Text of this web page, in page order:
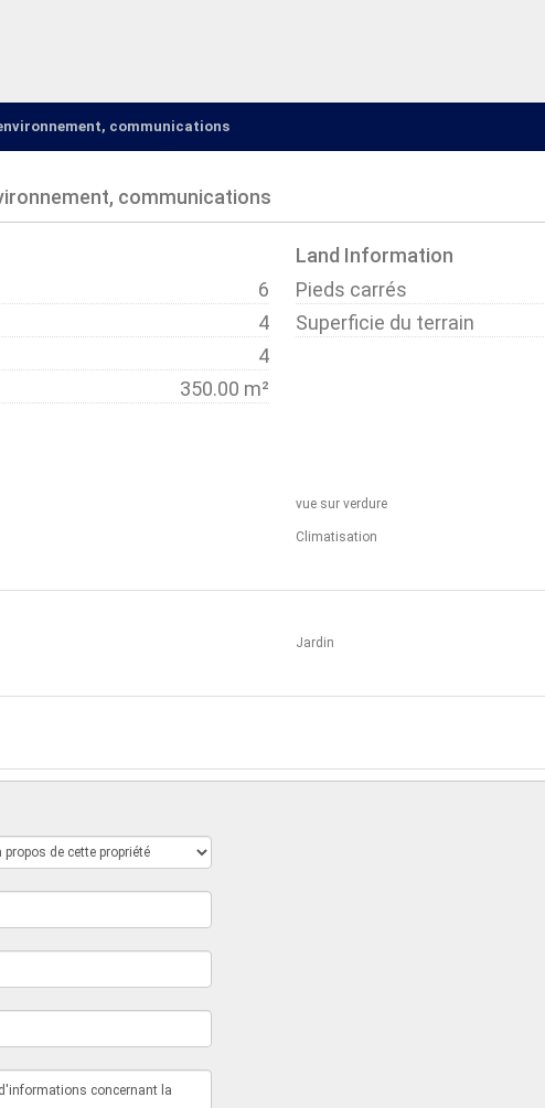
communications
communications
6
4
4
350.00 m²
Land Information
Pieds carrés
Superficie du terrain
vue sur verdure
Climatisation
Jardin